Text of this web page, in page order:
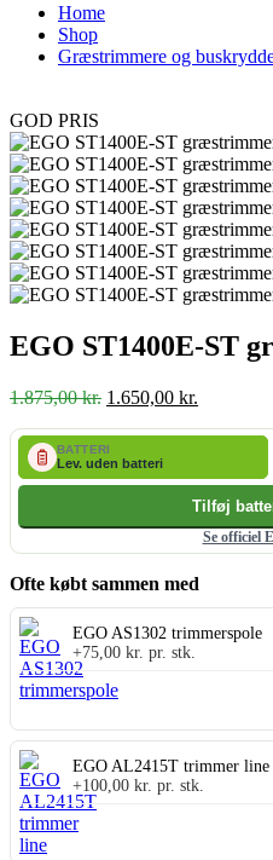
Home
Shop
Græstrimmere og
GOD PRIS
EGO ST1400E-ST
1.875,00kr. Den
pris
var:
1.875,00 kr..
1.650,00 kr.
pris
1.650,00
BATTERI
Lev. uden batteri
Tilføj
Se officiel
Ofte købt sammen med
EGO AS1302 trimmerspole
+75,00 kr. pr. stk.
EGO AL2415T trimmer line
+100,00 kr. pr. stk.